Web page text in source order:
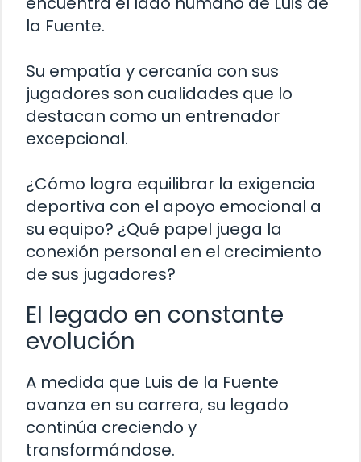
la Fuente.
Su empatía y cercanía con sus
jugadores son cualidades que lo
destacan como un entrenador
excepcional.
¿Cómo logra equilibrar la exigencia
deportiva con el apoyo emocional a
su equipo? ¿Qué papel juega la
conexión personal en el crecimiento
de sus jugadores?
El legado en constante
evolución
A medida que Luis de la Fuente
avanza en su carrera, su legado
continúa creciendo y
transformándose.